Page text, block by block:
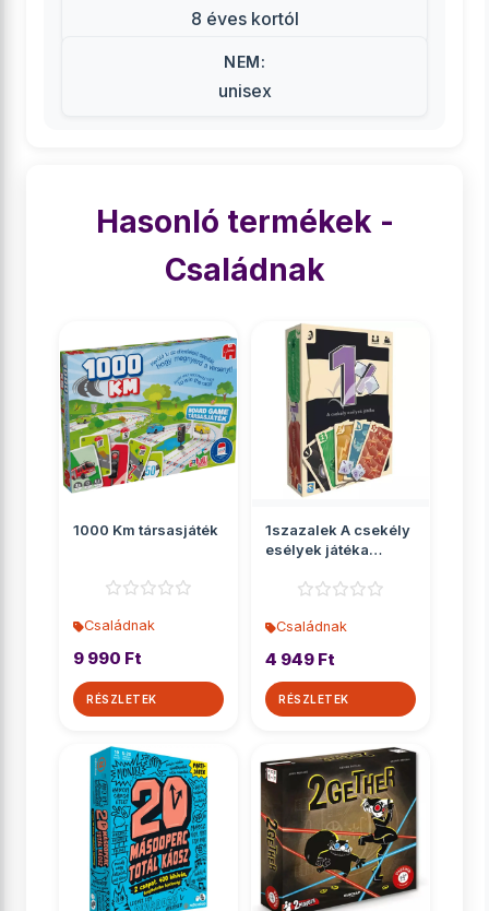
8 éves kortól
NEM:
unisex
Hasonló termékek -
Családnak
1000 Km társasjáték
Családnak
9 990 Ft
RÉSZLETEK
1szazalek A csekély
esélyek játéka
Családnak
4 949 Ft
RÉSZLETEK